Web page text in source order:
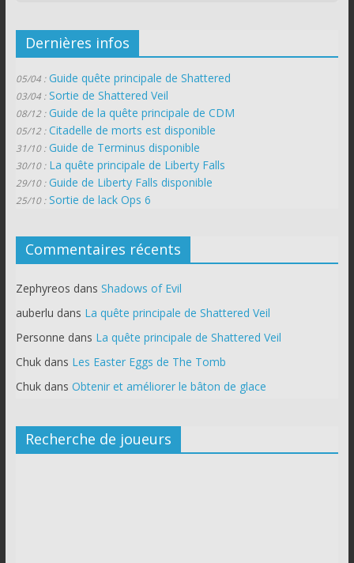
Dernières infos
05/04 : Guide quête principale de Shattered
03/04 : Sortie de Shattered Veil
08/12 : Guide de la quête principale de CDM
05/12 : Citadelle de morts est disponible
31/10 : Guide de Terminus disponible
30/10 : La quête principale de Liberty Falls
29/10 : Guide de Liberty Falls disponible
25/10 : Sortie de lack Ops 6
Commentaires récents
Zephyreos dans Shadows of Evil
auberlu dans La quête principale de Shattered Veil
Personne dans La quête principale de Shattered Veil
Chukdans Les Easter Eggs de The Tomb
Chukdans Obtenir et améliorer le bâton de glace
Recherche de joueurs